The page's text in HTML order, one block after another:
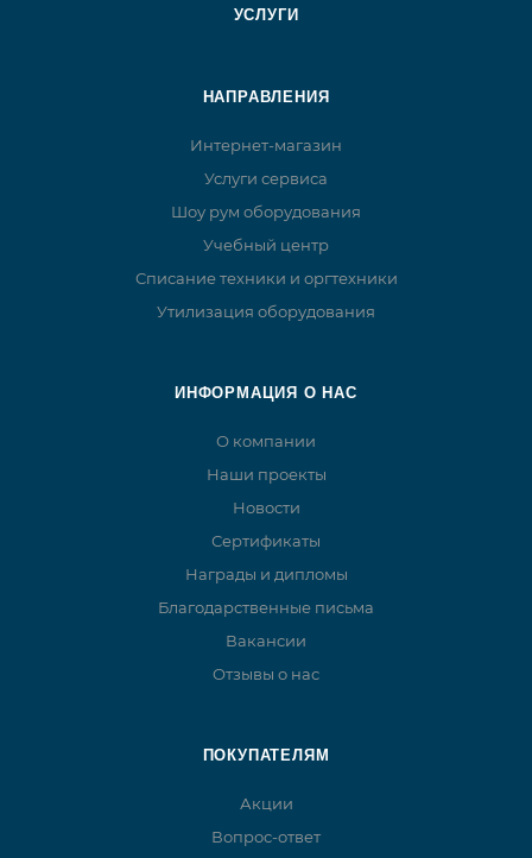
УСЛУГИ
НАПРАВЛЕНИЯ
Интернет-магазин
Услуги сервиса
Шоу рум оборудования
Учебный центр
Списание техники и оргтехники
Утилизация оборудования
ИНФОРМАЦИЯ О НАС
О компании
Наши проекты
Новости
Сертификаты
Награды и дипломы
Благодарственные письма
Вакансии
Отзывы о нас
ПОКУПАТЕЛЯМ
Акции
Вопрос-ответ